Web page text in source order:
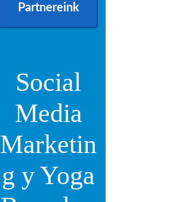
Partnereink
Social
Media
Marketin
g y Yoga